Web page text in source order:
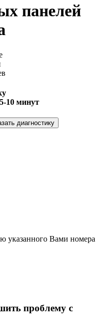
панелей
10 минут
диагностику
указанного Вами номера
проблему с